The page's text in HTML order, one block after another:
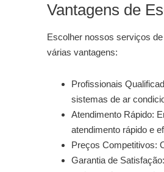
Vantagens de
Escolher nossos serviços de
várias vantagens:
Profissionais
sistemas de ar
Atendimento Rápido:
atendimento rápido e
Preços Competitivos:
Garantia de Satisfação: